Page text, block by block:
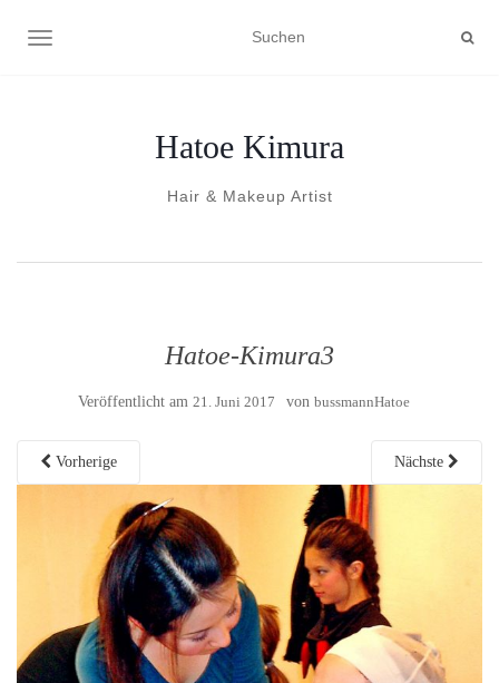
NAVIGATION UMSCHALTEN
Hatoe Kimura
Hair & Makeup Artist
Hatoe-Kimura3
Veröffentlicht am 21. Juni 2017 von bussmannHatoe
Vorherige Nächste